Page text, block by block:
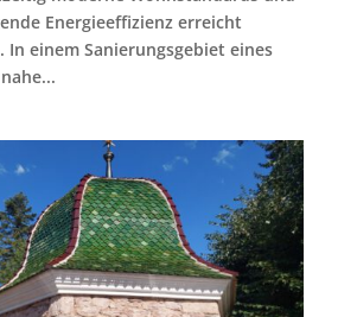
Energieeffizienz erreicht
In einem Sanierungsgebiet eines